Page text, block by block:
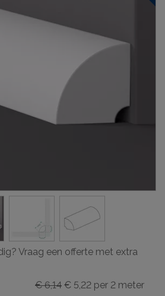
Vraag een offerte met extra
€ 6,14 € 5,22 per 2 meter